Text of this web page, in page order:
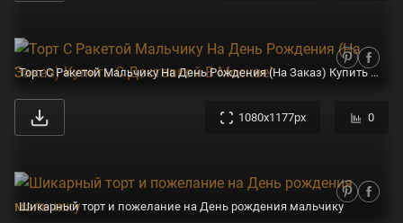
Торт С Ракетой Мальчику На День Рождения (На Заказ) Купить С Доставкой В Москве!
1080x1177px 0
Шикарный торт и пожелание на День рождения мальчику